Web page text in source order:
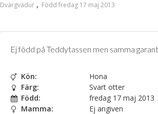
Dvärgvädur Född fredag 17 maj 2013
Ej född på Teddytassen men samma
Kön:
Hona
Färg:
Svart otter
Född:
fredag 17 maj 2013
Mamma:
Ej angiven